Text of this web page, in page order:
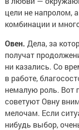
цели не напролом,
комбинации и
Овен. Дела, за
получат
ни казались. Со
в работе,
немалую роль. Вот
советуют Овну
мелочам. Если
нибудь выбор,